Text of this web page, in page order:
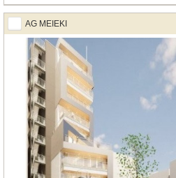
AG MEIEKI